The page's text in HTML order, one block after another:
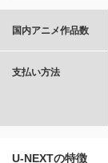
国内アニメ作品数
支払い方法
U-NEXTの特徴